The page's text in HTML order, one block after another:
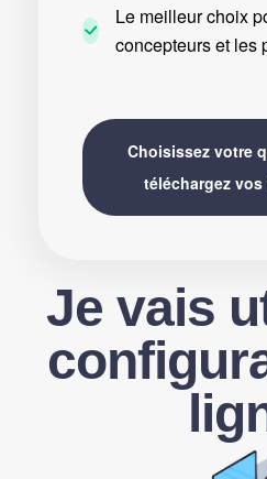
Le meilleur choix
concepteurs et les
Choisissez votre
téléchargez
Je vais